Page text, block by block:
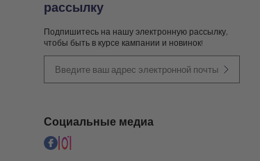
рассылку
Подпишитесь на нашу электронную рассылку,
чтобы быть в курсе кампании и новинок!
Социальные медиа